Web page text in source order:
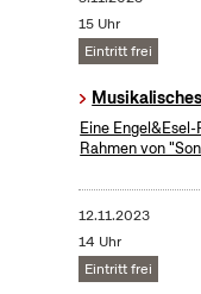
15 Uhr
Eintritt frei
Eine
Rahmen von
12.11.2023
14 Uhr
Eintritt frei